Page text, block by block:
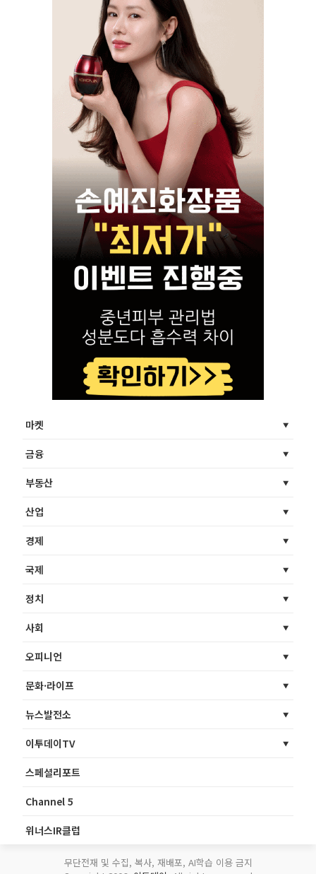
마켓
금융
부동산
산업
경제
국제
정치
사회
오피니언
문화·라이프
뉴스발전소
이투데이TV
스페셜리포트
Channel 5
위너스IR클럽
무단전재 및 수집, 복사, 재배포, AI학습 이용 금지